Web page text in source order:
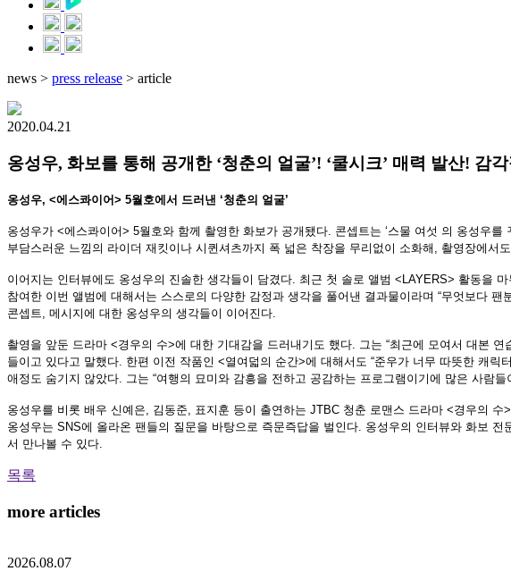
news > press release > article
2020.04.21
옹성우, 화보를 통해 공개한 ‘청춘의 얼굴’! ‘쿨시크’ 매력 발산! 감
옹성우, <에스콰이어 > 5월호에서 드러낸 ‘청춘의 얼굴’
옹성우가 <에스콰이어> 5월호와 함께 촬영한 화보가 공개됐다. 콘셉트는 ‘스물 여섯 의 옹성우를
부담스러운 느낌의 라이더 재킷이나 시퀸셔츠까지 폭 넓은 착장을 무리없이 소화해 , 촬영장에서도
이어지는 인터뷰에도 옹성우의 진솔한 생각들이 담겼다. 최근 첫 솔로 앨범 <LAYERS> 활동을
참여한 이번 앨범에 대해서는 스스로의 다양한 감정과 생각을 풀어낸 결과물이라며 “무엇보다 팬
콘셉트, 메시지에 대한 옹성우의 생각들이 이어진다.
촬영을 앞둔 드라마 <경우의 수>에 대한 기대감을 드러내기도 했다. 그는 “최근에 모여서 대본 연
들이고 있다고 말했다. 한편 이전 작품인 <열여덟의 순간>에 대해서도 “준우가 너무 따뜻한 캐릭
애정도 숨기지 않았다. 그는 “여행의 묘미와 감흥을 전하고 공감하는 프로그램이기에 많은 사람들
옹성우를 비롯 배우 신예은, 김동준, 표지훈 등이 출연하는 JTBC 청춘 로맨스 드라마 <경우의 수>
옹성우는 SNS에 올라온 팬들의 질문을 바탕으로 즉문즉답을 벌인다. 옹성우의 인터뷰와 화보 전
서 만나볼 수 있다.
목록
more articles
2026.08.07